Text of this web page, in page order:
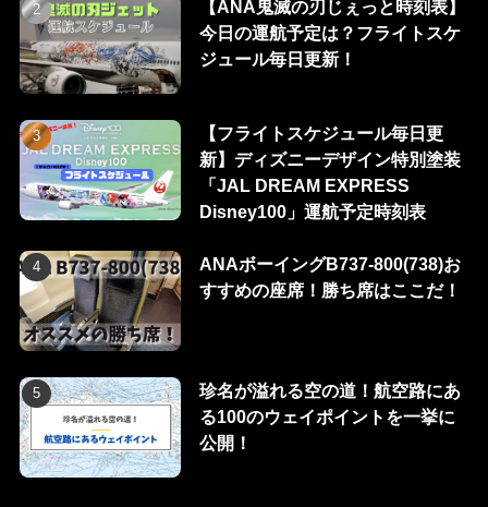
【ANA鬼滅の刃じぇっと時刻表】
今日の運航予定は？フライトスケ
ジュール毎日更新！
【フライトスケジュール毎日更
新】ディズニーデザイン特別塗装
「JAL DREAM EXPRESS
Disney100」運航予定時刻表
ANAボーイングB737-800(738)お
すすめの座席！勝ち席はここだ！
珍名が溢れる空の道！航空路にあ
る100のウェイポイントを一挙に
公開！